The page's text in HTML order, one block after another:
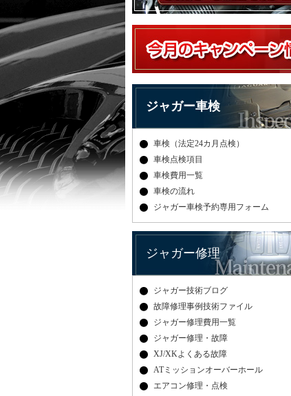
ジャガー車検
車検（法定24カ月点検）
車検点検項目
車検費用一覧
車検の流れ
ジャガー車検予約専用フォーム
ジャガー修理
ジャガー技術ブログ
故障修理事例技術ファイル
ジャガー修理費用一覧
ジャガー修理・故障
XJ/XKよくある故障
ATミッションオーバーホール
エアコン修理・点検